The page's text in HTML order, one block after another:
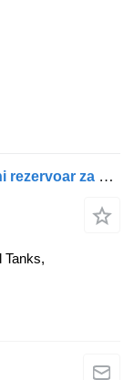
Optima type OPHA150 6740 hidraulični rezervoar za kamiona
Tanks,